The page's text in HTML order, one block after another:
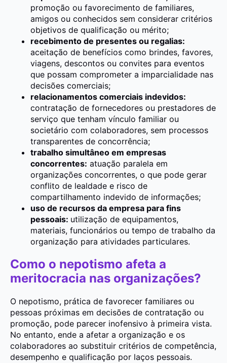
promoção ou favorecimento de familiares,
amigos ou conhecidos sem considerar critérios
objetivos de qualificação ou mérito;
recebimento de presentes ou regalias:
aceitação de benefícios como brindes, favores,
viagens, descontos ou convites para eventos
que possam comprometer a imparcialidade nas
decisões comerciais;
relacionamentos comerciais indevidos:
contratação de fornecedores ou prestadores de
serviço que tenham vínculo familiar ou
societário com colaboradores, sem processos
transparentes de concorrência;
trabalho simultâneo em empresas
concorrentes: atuação paralela em
organizações concorrentes, o que pode gerar
conflito de lealdade e risco de
compartilhamento indevido de informações;
uso de recursos da empresa para fins
pessoais: utilização de equipamentos,
materiais, funcionários ou tempo de trabalho da
organização para atividades particulares.
Como o nepotismo afeta a
meritocracia nas organizações?
O nepotismo, prática de favorecer familiares ou
pessoas próximas em decisões de contratação ou
promoção, pode parecer inofensivo à primeira vista.
No entanto, ende a afetar a organização e os
colaboradores ao substituir critérios de competência,
desempenho e qualificação por laços pessoais.